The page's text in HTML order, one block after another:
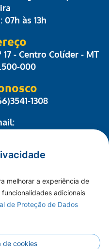
07h às 13h
- Centro Colíder - MT
000
1308
Site
a Câmara
melhorar a experiência de
adicionais
de Proteção de Dados
de cookies